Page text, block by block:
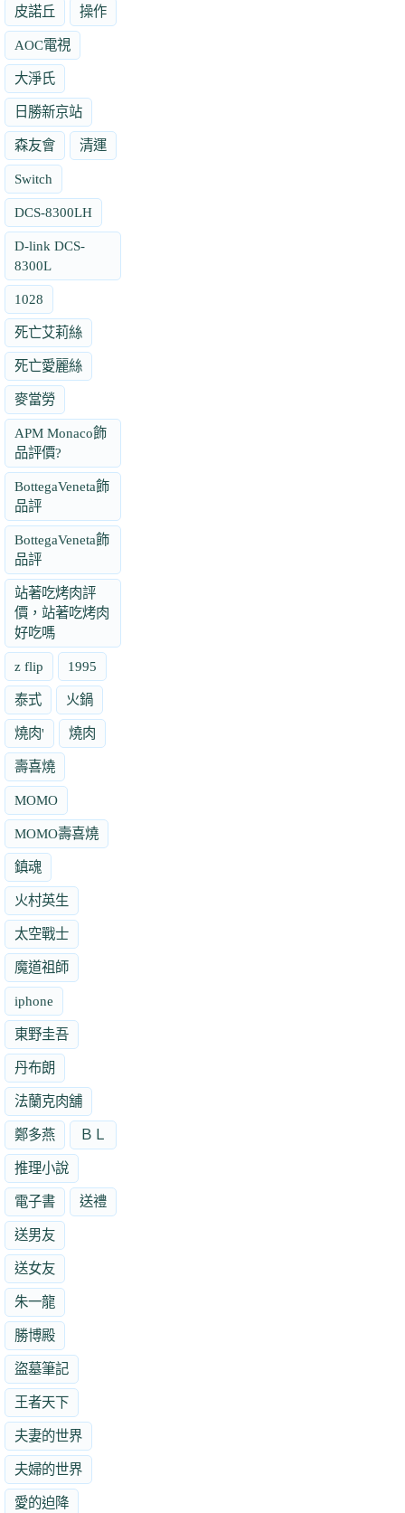
皮諾丘 操作
AOC電視
大淨氏
日勝新京站
森友會 清運
Switch
DCS-8300LH
D-link DCS-
8300L
1028
死亡艾莉絲
死亡愛麗絲
麥當勞
APM Monaco飾
品評價?
BottegaVeneta飾
品評
BottegaVeneta飾
品評
站著吃烤肉評
價，站著吃烤肉
好吃嗎
z flip 1995
泰式 火鍋
燒肉' 燒肉
壽喜燒
MOMO
MOMO壽喜燒
鎮魂
火村英生
太空戰士
魔道祖師
iphone
東野圭吾
丹布朗
法蘭克肉舖
鄭多燕 ＢＬ
推理小說
電子書 送禮
送男友
送女友
朱一龍
勝博殿
盜墓筆記
王者天下
夫妻的世界
夫婦的世界
愛的迫降